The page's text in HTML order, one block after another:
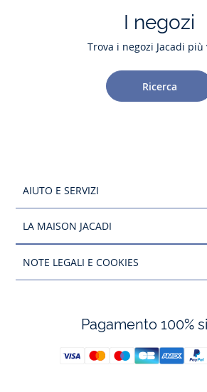
I negozi
Trova i negozi Jacadi più
Ricerca
AIUTO E SERVIZI
LA MAISON JACADI
NOTE LEGALI E COOKIES
Pagamento 100%